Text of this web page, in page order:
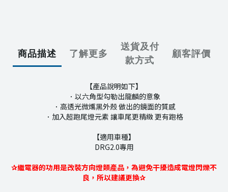
商品描述 了解更多
送貨及付
款方式
顧客評價
【產品說明如下】
．以六角型勾勒出龍麟的意象
．高透光微燻黑外殼 做出的鏡面的質感
．加入超跑尾燈元素 讓車尾更精緻 更有跑格
【適用車種】
DRG2.0專用
✰繼電器的功用是改裝方向燈類產品，為避免干擾造成電燈閃爍不
良，所以建議更換✰